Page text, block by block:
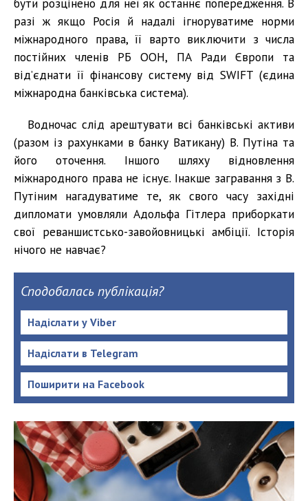
бути розцінено для неї як останнє попередження. В
разі ж якщо Росія й надалі ігноруватиме норми
міжнародного права, її варто виключити з числа
постійних членів РБ ООН, ПА Ради Європи та
від’єднати її фінансову cистему від SWIFT (єдина
міжнародна банківська система).
Водночас слід арештувати всі банківські активи
(разом із рахунками в банку Ватикану) В. Путіна та
його оточення. Іншого шляху відновлення
міжнародного права не існує. Інакше загравання з В.
Путіним нагадуватиме те, як свого часу західні
дипломати умовляли Адольфа Гітлера приборкати
свої реваншистсько-завойовницькі амбіції. Історія
нічого не навчає?
Сподобалась публікація?
Надіслати у Viber
Надіслати в Telegram
Поширити на Facebook